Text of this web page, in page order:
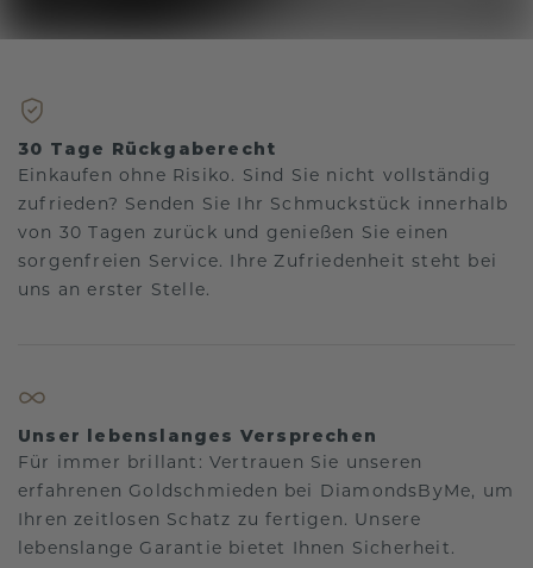
30 Tage Rückgaberecht
Einkaufen ohne Risiko. Sind Sie nicht vollständig
zufrieden? Senden Sie Ihr Schmuckstück innerhalb
von 30 Tagen zurück und genießen Sie einen
sorgenfreien Service. Ihre Zufriedenheit steht bei
uns an erster Stelle.
Unser lebenslanges Versprechen
Für immer brillant: Vertrauen Sie unseren
erfahrenen Goldschmieden bei DiamondsByMe, um
Ihren zeitlosen Schatz zu fertigen. Unsere
lebenslange Garantie bietet Ihnen Sicherheit.